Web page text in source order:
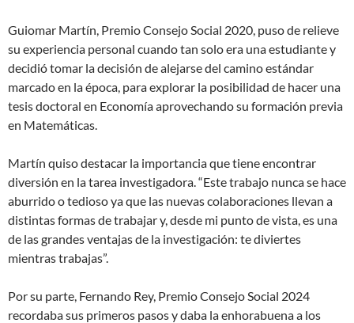
Guiomar Martín, Premio Consejo Social 2020, puso de relieve
su experiencia personal cuando tan solo era una estudiante y
decidió tomar la decisión de alejarse del camino estándar
marcado en la época, para explorar la posibilidad de hacer una
tesis doctoral en Economía aprovechando su formación previa
en Matemáticas.
Martín quiso destacar la importancia que tiene encontrar
diversión en la tarea investigadora. “Este trabajo nunca se hace
aburrido o tedioso ya que las nuevas colaboraciones llevan a
distintas formas de trabajar y, desde mi punto de vista, es una
de las grandes ventajas de la investigación: te diviertes
mientras trabajas”.
Por su parte, Fernando Rey, Premio Consejo Social 2024
recordaba sus primeros pasos y daba la enhorabuena a los